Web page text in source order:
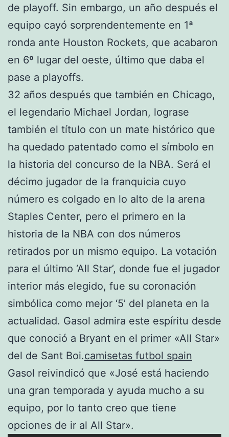
de playoff. Sin embargo, un año después el
equipo cayó sorprendentemente en 1ª
ronda ante Houston Rockets, que acabaron
en 6º lugar del oeste, último que daba el
pase a playoffs.
32 años después que también en Chicago,
el legendario Michael Jordan, lograse
también el título con un mate histórico que
ha quedado patentado como el símbolo en
la historia del concurso de la NBA. Será el
décimo jugador de la franquicia cuyo
número es colgado en lo alto de la arena
Staples Center, pero el primero en la
historia de la NBA con dos números
retirados por un mismo equipo. La votación
para el último ‘All Star’, donde fue el jugador
interior más elegido, fue su coronación
simbólica como mejor ‘5’ del planeta en la
actualidad. Gasol admira este espíritu desde
que conoció a Bryant en el primer «All Star»
del de Sant Boi.camisetas futbol spain
Gasol reivindicó que «José está haciendo
una gran temporada y ayuda mucho a su
equipo, por lo tanto creo que tiene
opciones de ir al All Star».